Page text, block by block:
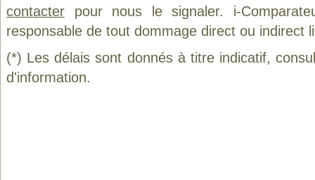
contacter pour nous le signaler. i-
responsable de tout dommage direct ou indirect
(*) Les délais sont donnés à titre indicatif,
d'information.